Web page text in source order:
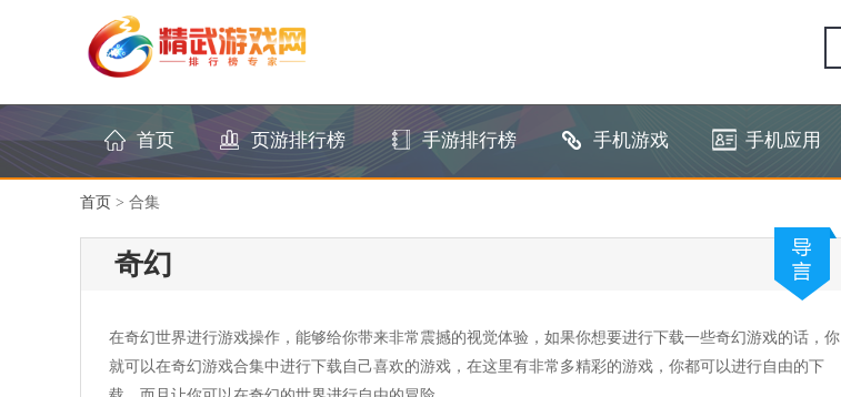
首页 页游排行榜 手游排行榜 手机游戏 手机应用
首页 > 合集
奇幻
在奇幻世界进行游戏操作，能够给你带来非常震撼的视觉体验，如果你想要进行下载一些奇幻游戏的话，你
就可以在奇幻游戏合集中进行下载自己喜欢的游戏，在这里有非常多精彩的游戏，你都可以进行自由的下